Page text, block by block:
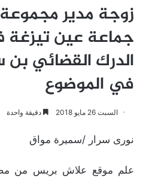
زوجة مدير
جماعة عين تيزغة
الدرك القضائي
في الموضوع
السبت 26 مايو 2018 دقيقة واحدة
نورى سرار /سميرة مواق
علم موقع علاش بريس من